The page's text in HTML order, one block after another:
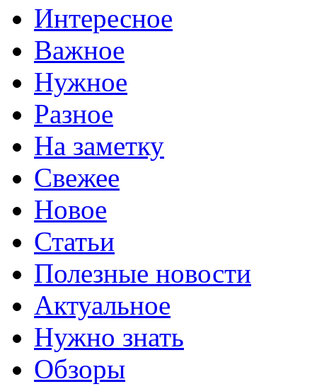
Интересное
Важное
Нужное
Разное
На заметку
Свежее
Новое
Статьи
Полезные новости
Актуальное
Нужно знать
Обзоры